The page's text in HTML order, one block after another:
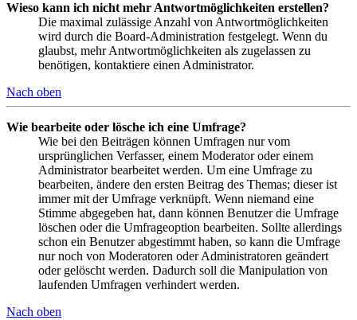
Wieso kann ich nicht mehr Antwortmöglichkeiten erstellen?
Die maximal zulässige Anzahl von Antwortmöglichkeiten
wird durch die Board-Administration festgelegt. Wenn du
glaubst, mehr Antwortmöglichkeiten als zugelassen zu
benötigen, kontaktiere einen Administrator.
Nach oben
Wie bearbeite oder lösche ich eine Umfrage?
Wie bei den Beiträgen können Umfragen nur vom
ursprünglichen Verfasser, einem Moderator oder einem
Administrator bearbeitet werden. Um eine Umfrage zu
bearbeiten, ändere den ersten Beitrag des Themas; dieser ist
immer mit der Umfrage verknüpft. Wenn niemand eine
Stimme abgegeben hat, dann können Benutzer die Umfrage
löschen oder die Umfrageoption bearbeiten. Sollte allerdings
schon ein Benutzer abgestimmt haben, so kann die Umfrage
nur noch von Moderatoren oder Administratoren geändert
oder gelöscht werden. Dadurch soll die Manipulation von
laufenden Umfragen verhindert werden.
Nach oben